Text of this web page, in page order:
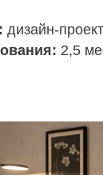
дизайн-
2,5